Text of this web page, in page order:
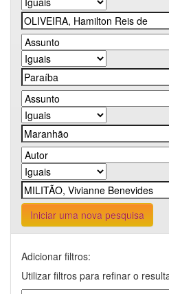
Iniciar uma nova pesquisa
Adicionar filtros:
Utilizar filtros para refinar o